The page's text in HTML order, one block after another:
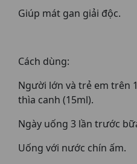
Giúp mát gan giải độc.
Cách dùng:
Người lớn và trẻ em trên
thìa canh (15ml).
Ngày uống 3 lần trước
Uống với nước chín ấm.